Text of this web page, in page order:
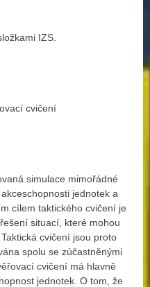
IZS.
cvičení
simulace mimořádné
jednotek a
cílem taktického cvičení je
situací, které mohou
cvičení jsou proto
spolu se zúčastněnými
cvičení má hlavně
jednotek. O tom, že